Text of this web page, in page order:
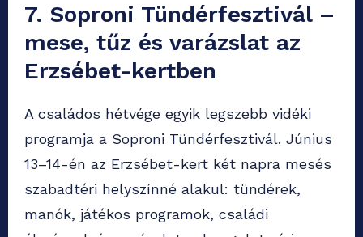
7. Soproni Tündérfesztivál –
mese, tűz és varázslat az
Erzsébet-kertben
A családos hétvége egyik legszebb vidéki
programja a Soproni Tündérfesztivál. Június
13–14-én az Erzsébet-kert két napra mesés
szabadtéri helyszínné alakul: tündérek,
manók, játékos programok, családi